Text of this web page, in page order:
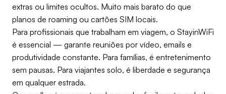
extras ou limites ocultos. Muito mais barato do que
planos de roaming ou cartões SIM locais.
Para profissionais que trabalham em viagem, o StayinWiFi
é essencial — garante reuniões por vídeo, emails e
produtividade constante. Para famílias, é entretenimento
sem pausas. Para viajantes solo, é liberdade e segurança
em qualquer estrada.